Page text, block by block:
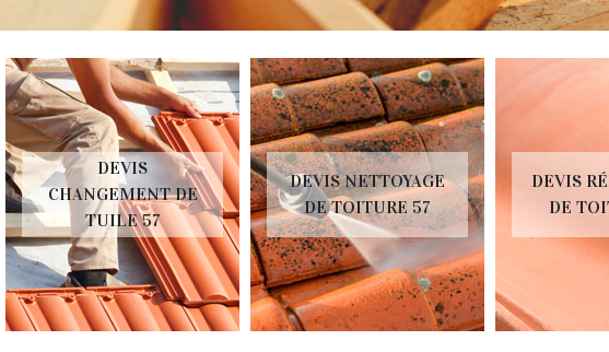
DEVIS
CHANGEMENT DE
TUILE 57
DEVIS NETTOYAGE
DE TOITURE 57
DEVIS
DE